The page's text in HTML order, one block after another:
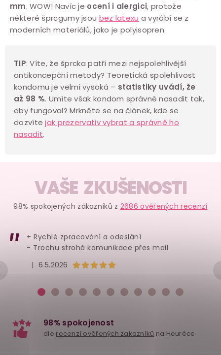
mm. WOW! Navíc je ocení i alergici, protože
některé šprcgumy jsou bez latexu a vyrábí se z
moderních materiálů, jako je polyisopren.
TIP: Víte, že šprcka patří mezi nejspolehlivější
antikoncepční metody? Teoretická spolehlivost
kondomu je velmi vysoká – statistiky uvádí, že
až 98 %. Umíte však kondom správně nasadit tak,
aby fungoval? Mrkněte se na článek, kde se
dozvítejak prezervativ vybrat a správně ho
nasadit.
VAŠE ZKUŠENOSTI
98% spokojených zákazníků z 2686 ověřených recenzí
Hodnocení obchodu je 5 z 5 hvězdiček.
| 6.5.2026
+ Rychlé zpracování a odeslání
- Trochu strohá komunikace přes mail